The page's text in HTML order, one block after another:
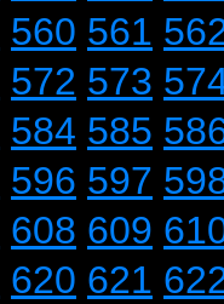
560 561
572 573
584 585
596 597
608 609
620 621